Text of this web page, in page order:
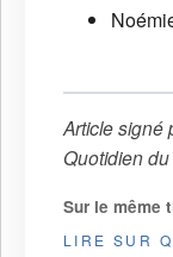
Article signé
Quotidien
Sur le même
LIRE SUR